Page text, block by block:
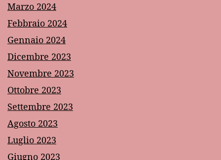
Marzo 2024
Febbraio 2024
Gennaio 2024
Dicembre 2023
Novembre 2023
Ottobre 2023
Settembre 2023
Agosto 2023
Luglio 2023
Giugno 2023